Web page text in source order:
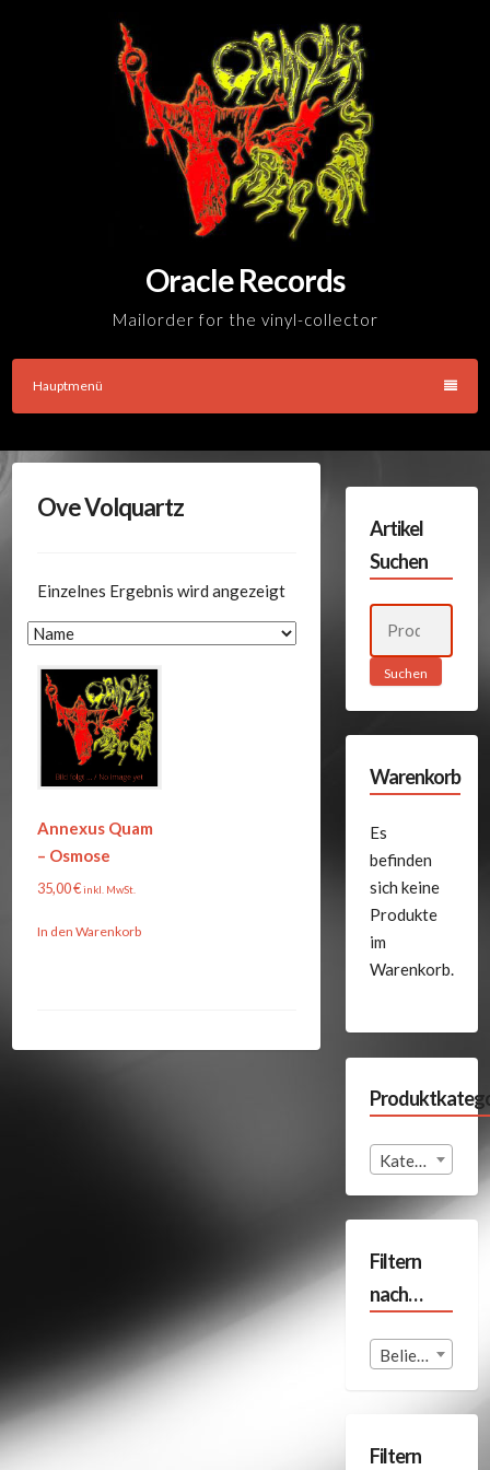
Oracle Records
Mailorder for the vinyl-collector
Hauptmenü
Ove Volquartz
Einzelnes Ergebnis wird angezeigt
Annexus Quam
– Osmose
35,00€inkl. MwSt.
In den Warenkorb
Artikel
Suchen
Suchen
Warenkorb
Es
befinden
sich keine
Produkte
im
Warenkorb.
Kategorie auswählen
Filtern
nach…
Beliebige Format
Filtern